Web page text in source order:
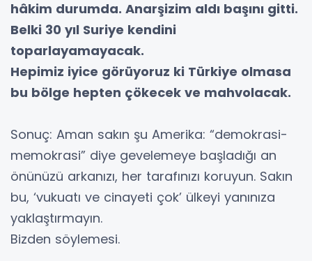
hâkim durumda. Anarşizim aldı başını gitti.
Belki 30 yıl Suriye kendini
toparlayamayacak.
Hepimiz iyice görüyoruz ki Türkiye olmasa
bu bölge hepten çökecek ve mahvolacak.
Sonuç: Aman sakın şu Amerika: “demokrasi-
memokrasi” diye gevelemeye başladığı an
önünüzü arkanızı, her tarafınızı koruyun. Sakın
bu, ‘vukuatı ve cinayeti çok’ ülkeyi yanınıza
yaklaştırmayın.
Bizden söylemesi.